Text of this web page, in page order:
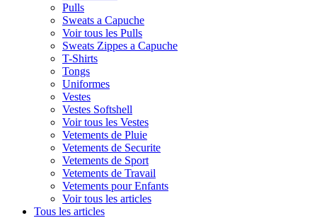
Pulls
Sweats a Capuche
Voir tous les Pulls
Sweats Zippes a Capuche
T-Shirts
Tongs
Uniformes
Vestes
Vestes Softshell
Voir tous les Vestes
Vetements de Pluie
Vetements de Securite
Vetements de Sport
Vetements de Travail
Vetements pour Enfants
Voir tous les articles
Tous les articles